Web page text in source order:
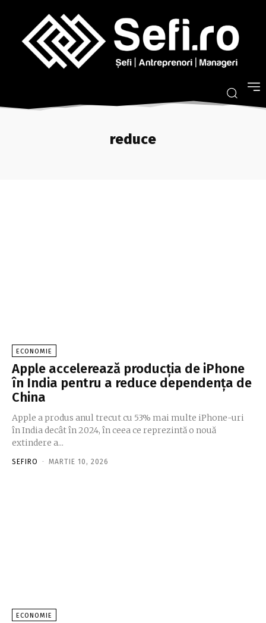
reduce
ECONOMIE
Apple accelerează producția de iPhone
în India pentru a reduce dependența de
China
Apple a produs anul trecut cu 53% mai multe iPhone-uri
în India decât în 2024, în ceea ce reprezintă o nouă
extindere a...
SEFIRO - MARTIE 10, 2026
ECONOMIE